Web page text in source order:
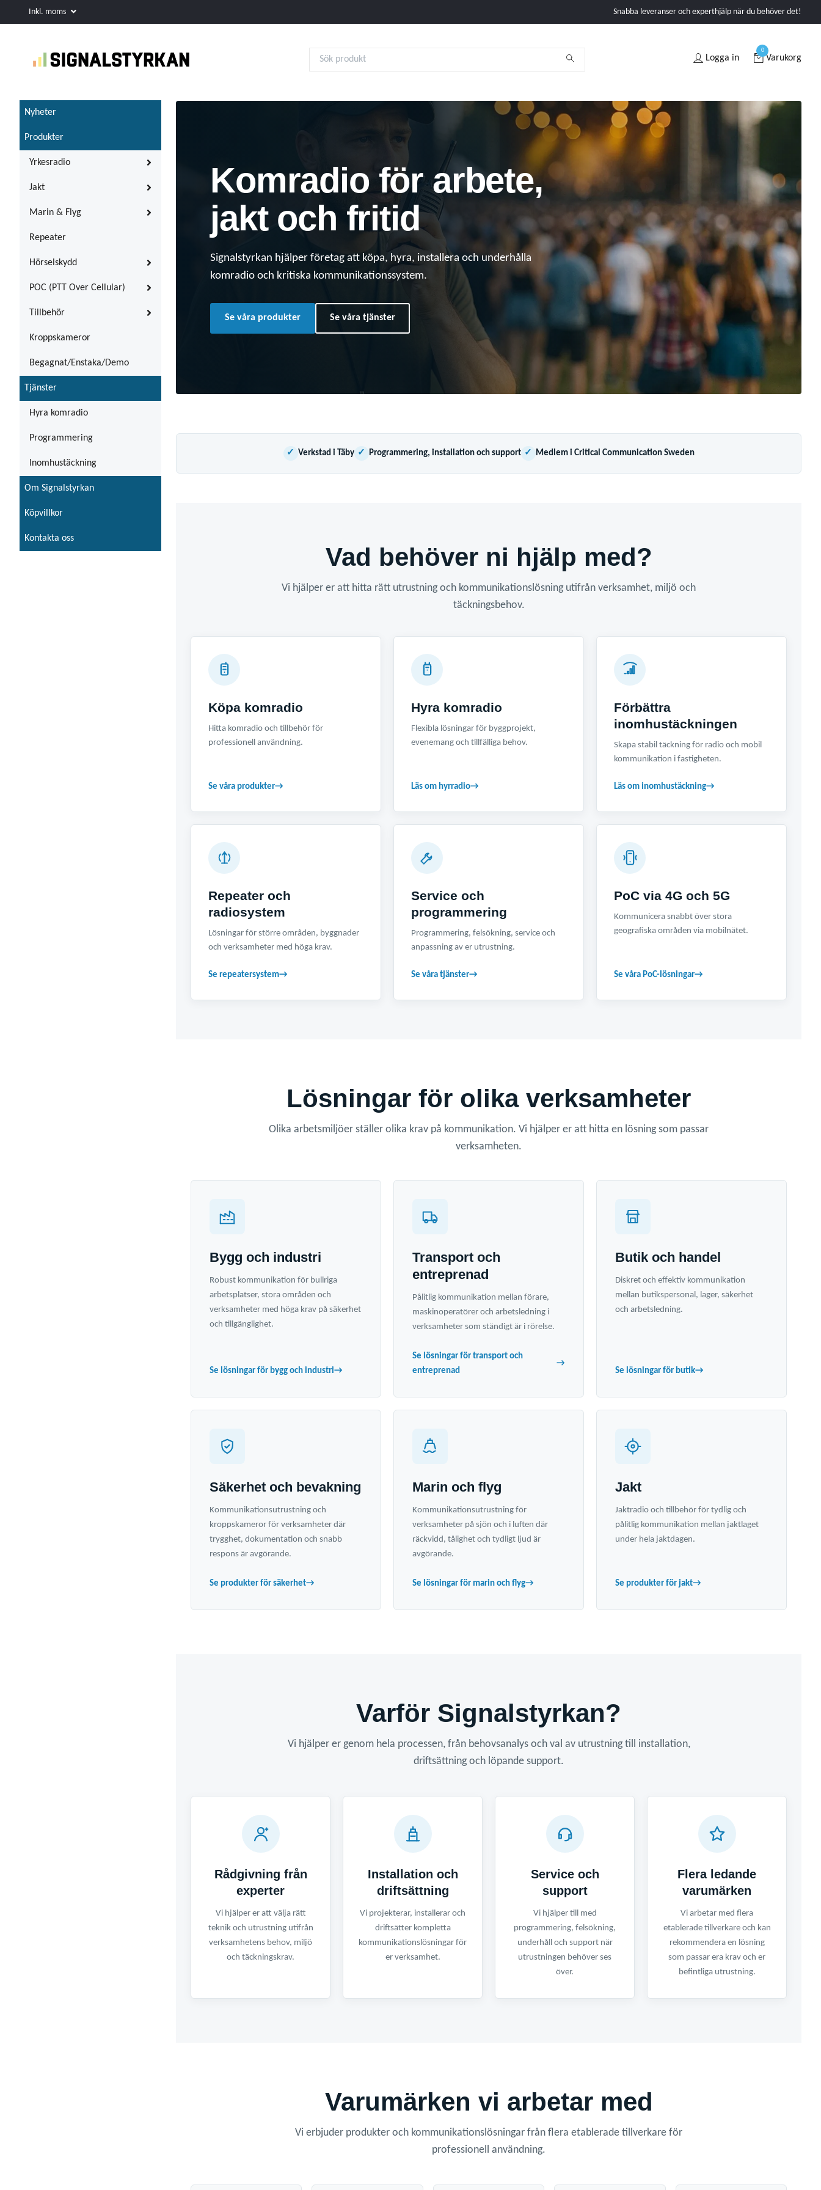
Inkl. moms Snabba leveranser och experthjälp när du behöver det!
Logga in
0
Varukorg
Nyheter
Produkter
Yrkesradio
Jakt
Marin & Flyg
Repeater
Hörselskydd
POC (PTT Over Cellular)
Tillbehör
Kroppskameror
Begagnat/Enstaka/Demo
Tjänster
Hyra komradio
Programmering
Inomhustäckning
Om Signalstyrkan
Köpvillkor
Kontakta oss
Komradio för arbete,
jakt och fritid
Signalstyrkan hjälper företag att köpa, hyra, installera och underhålla
komradio och kritiska kommunikationssystem.
Se våra produkter Se våra tjänster
✓ Verkstad i Täby ✓ Programmering, installation och support ✓ Medlem i Critical Communication Sweden
Vad behöver ni hjälp med?
Vi hjälper er att hitta rätt utrustning och kommunikationslösning utifrån verksamhet, miljö och
täckningsbehov.
Köpa komradio
Hitta komradio och tillbehör för
professionell användning.
Se våra produkter→
Hyra komradio
Flexibla lösningar för byggprojekt,
evenemang och tillfälliga behov.
Läs om hyrradio→
Förbättra
inomhustäckningen
Skapa stabil täckning för radio och mobil
kommunikation i fastigheten.
Läs om inomhustäckning→
Repeater och
radiosystem
Lösningar för större områden, byggnader
och verksamheter med höga krav.
Se repeatersystem→
Service och
programmering
Programmering, felsökning, service och
anpassning av er utrustning.
Se våra tjänster→
PoC via 4G och 5G
Kommunicera snabbt över stora
geografiska områden via mobilnätet.
Se våra PoC-lösningar→
Lösningar för olika verksamheter
Olika arbetsmiljöer ställer olika krav på kommunikation. Vi hjälper er att hitta en lösning som passar
verksamheten.
Bygg och industri
Robust kommunikation för bullriga
arbetsplatser, stora områden och
verksamheter med höga krav på säkerhet
och tillgänglighet.
Se lösningar för bygg och industri→
Transport och
entreprenad
Pålitlig kommunikation mellan förare,
maskinoperatörer och arbetsledning i
verksamheter som ständigt är i rörelse.
Se lösningar för transport och
entreprenad
→
Butik och handel
Diskret och effektiv kommunikation
mellan butikspersonal, lager, säkerhet
och arbetsledning.
Se lösningar för butik→
Säkerhet och bevakning
Kommunikationsutrustning och
kroppskameror för verksamheter där
trygghet, dokumentation och snabb
respons är avgörande.
Se produkter för säkerhet→
Marin och flyg
Kommunikationsutrustning för
verksamheter på sjön och i luften där
räckvidd, tålighet och tydligt ljud är
avgörande.
Se lösningar för marin och flyg→
Jakt
Jaktradio och tillbehör för tydlig och
pålitlig kommunikation mellan jaktlaget
under hela jaktdagen.
Se produkter för jakt→
Varför Signalstyrkan?
Vi hjälper er genom hela processen, från behovsanalys och val av utrustning till installation,
driftsättning och löpande support.
Rådgivning från
experter
Vi hjälper er att välja rätt
teknik och utrustning utifrån
verksamhetens behov, miljö
och täckningskrav.
Installation och
driftsättning
Vi projekterar, installerar och
driftsätter kompletta
kommunikationslösningar för
er verksamhet.
Service och
support
Vi hjälper till med
programmering, felsökning,
underhåll och support när
utrustningen behöver ses
över.
Flera ledande
varumärken
Vi arbetar med flera
etablerade tillverkare och kan
rekommendera en lösning
som passar era krav och er
befintliga utrustning.
Varumärken vi arbetar med
Vi erbjuder produkter och kommunikationslösningar från flera etablerade tillverkare för
professionell användning.